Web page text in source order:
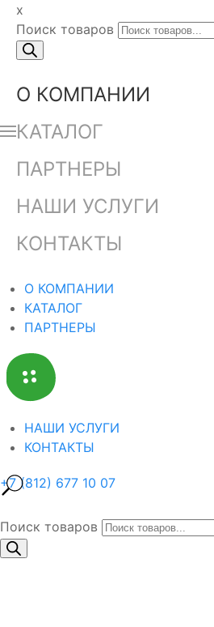
x
Поиск товаров
О КОМПАНИИ
КАТАЛОГ
ПАРТНЕРЫ
НАШИ УСЛУГИ
КОНТАКТЫ
О КОМПАНИИ
КАТАЛОГ
ПАРТНЕРЫ
НАШИ УСЛУГИ
КОНТАКТЫ
+7 (812) 677 10 07
Поиск товаров